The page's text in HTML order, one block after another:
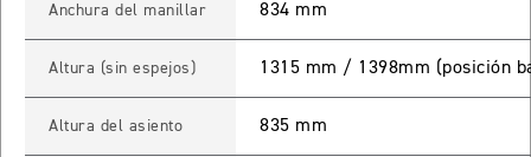
TIGER 850 SPORT
Precio desde $11.390.000
Anchura del manillar 834 mm
Altura (sin espejos) 1315 mm / 1398mm (posición
Altura del asiento 835 mm